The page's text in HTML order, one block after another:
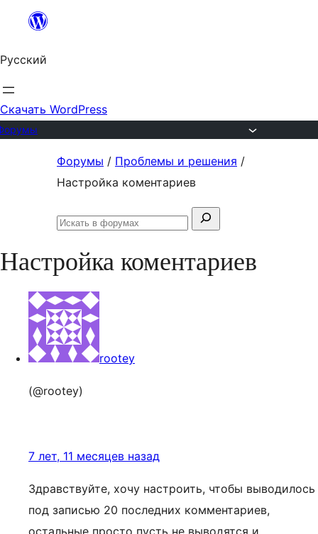
Перейти
содержимому
Русский
Скачать WordPress
Форумы / Проблемы и решения /
Настройка коментариев
Поиск:
Искать
Настройка коментариев
rootey
(@rootey)
7 лет, 11 месяцев назад
Здравствуйте, хочу настроить, чтобы выводилось
под записью 20 последних комментариев,
остальные просто пусть не выводятся и